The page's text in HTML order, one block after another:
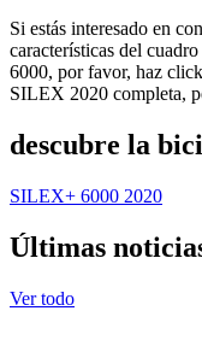
Si estás interesado en
características del
6000, por favor, haz
SILEX 2020 completa,
descubre la bici
SILEX+ 6000 2020
Últimas
Ver todo